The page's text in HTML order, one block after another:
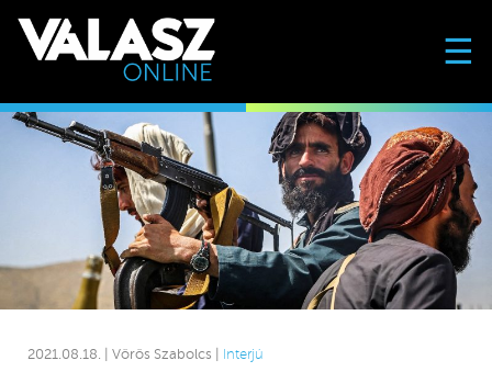
☰
2021.08.18. | Vörös Szabolcs | Interjú